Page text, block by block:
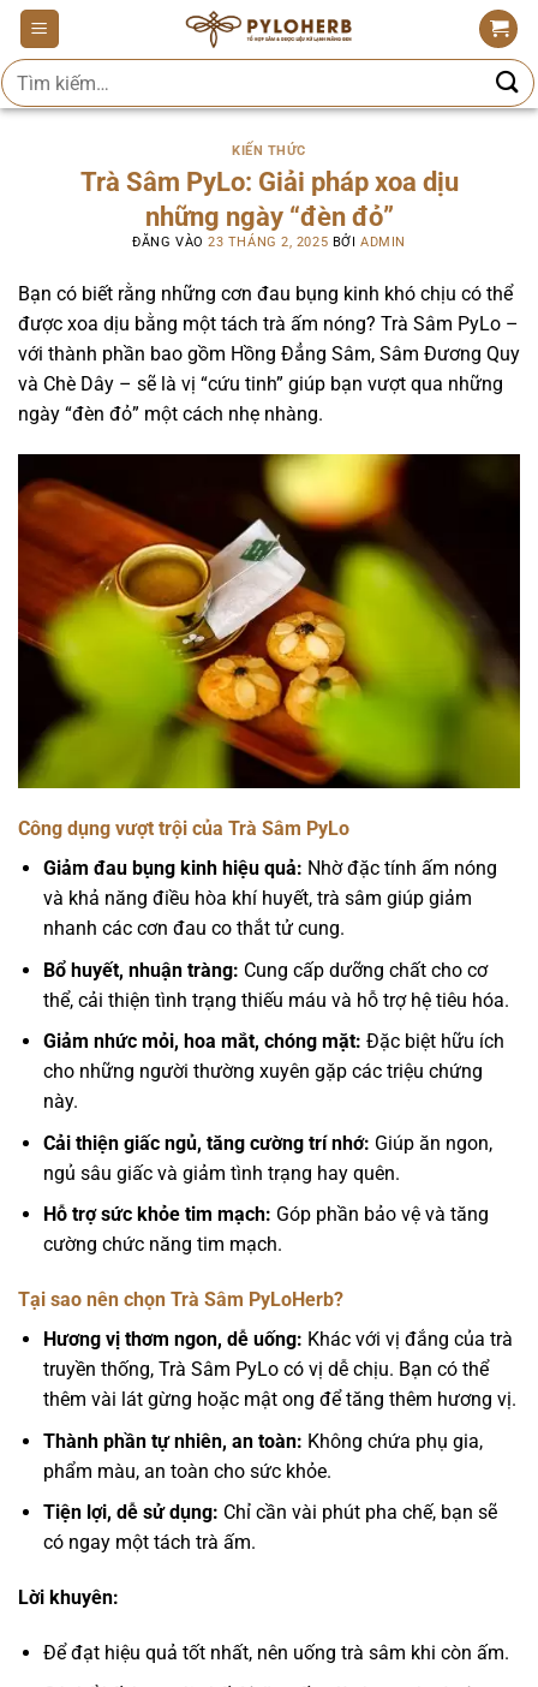
Bỏ
qua
nội
dung
Tìm
kiếm:
KIẾN THỨC
Trà Sâm PyLo: Giải pháp xoa dịu
những ngày “đèn đỏ”
ĐĂNG VÀO23 THÁNG 2, 2025 BỞI ADMIN
Bạn có biết rằng những cơn đau bụng kinh khó chịu có thể
được xoa dịu bằng một tách trà ấm nóng? Trà Sâm PyLo –
với thành phần bao gồm Hồng Đẳng Sâm, Sâm Đương Quy
và Chè Dây – sẽ là vị “cứu tinh” giúp bạn vượt qua những
ngày “đèn đỏ” một cách nhẹ nhàng.
Công dụng vượt trội của Trà Sâm PyLo
Giảm đau bụng kinh hiệu quả: Nhờ đặc tính ấm nóng
và khả năng điều hòa khí huyết, trà sâm giúp giảm
nhanh các cơn đau co thắt tử cung.
Bổ huyết, nhuận tràng: Cung cấp dưỡng chất cho cơ
thể, cải thiện tình trạng thiếu máu và hỗ trợ hệ tiêu hóa.
Giảm nhức mỏi, hoa mắt, chóng mặt: Đặc biệt hữu ích
cho những người thường xuyên gặp các triệu chứng
này.
Cải thiện giấc ngủ, tăng cường trí nhớ: Giúp ăn ngon,
ngủ sâu giấc và giảm tình trạng hay quên.
Hỗ trợ sức khỏe tim mạch: Góp phần bảo vệ và tăng
cường chức năng tim mạch.
Tại sao nên chọn Trà Sâm PyLoHerb?
Hương vị thơm ngon, dễ uống: Khác với vị đắng của trà
truyền thống, Trà Sâm PyLo có vị dễ chịu. Bạn có thể
thêm vài lát gừng hoặc mật ong để tăng thêm hương vị.
Thành phần tự nhiên, an toàn: Không chứa phụ gia,
phẩm màu, an toàn cho sức khỏe.
Tiện lợi, dễ sử dụng: Chỉ cần vài phút pha chế, bạn sẽ
có ngay một tách trà ấm.
Lời khuyên:
Để đạt hiệu quả tốt nhất, nên uống trà sâm khi còn ấm.